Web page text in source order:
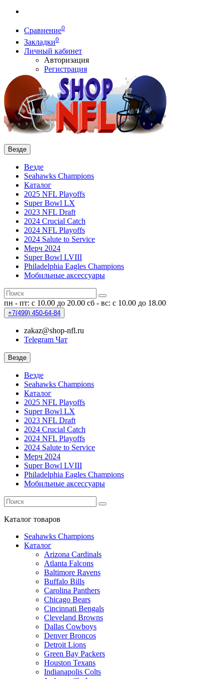
Сравнение0
Закладки0
Личный кабинет
Авторизация
Регистрация
Везде
Везде
Seahawks Champions
Каталог
2025 NFL Playoffs
Super Bowl LX
2023 NFL Draft
2024 Crucial Catch
2024 NFL Playoffs
2024 Salute to Service
Мерч 2024
Super Bowl LVIII
Philadelphia Eagles Champions
Мобильные аксессуары
пн - пт: с 10.00 до 20.00 сб - вс: с 10.00 до 18.00
+7(499) 450-64-84
zakaz@shop-nfl.ru
Telegram Чат
Везде
Везде
Seahawks Champions
Каталог
2025 NFL Playoffs
Super Bowl LX
2023 NFL Draft
2024 Crucial Catch
2024 NFL Playoffs
2024 Salute to Service
Мерч 2024
Super Bowl LVIII
Philadelphia Eagles Champions
Мобильные аксессуары
Каталог товаров
Seahawks Champions
Каталог
Arizona Cardinals
Atlanta Falcons
Baltimore Ravens
Buffalo Bills
Carolina Panthers
Chicago Bears
Cincinnati Bengals
Cleveland Browns
Dallas Cowboys
Denver Broncos
Detroit Lions
Green Bay Packers
Houston Texans
Indianapolis Colts